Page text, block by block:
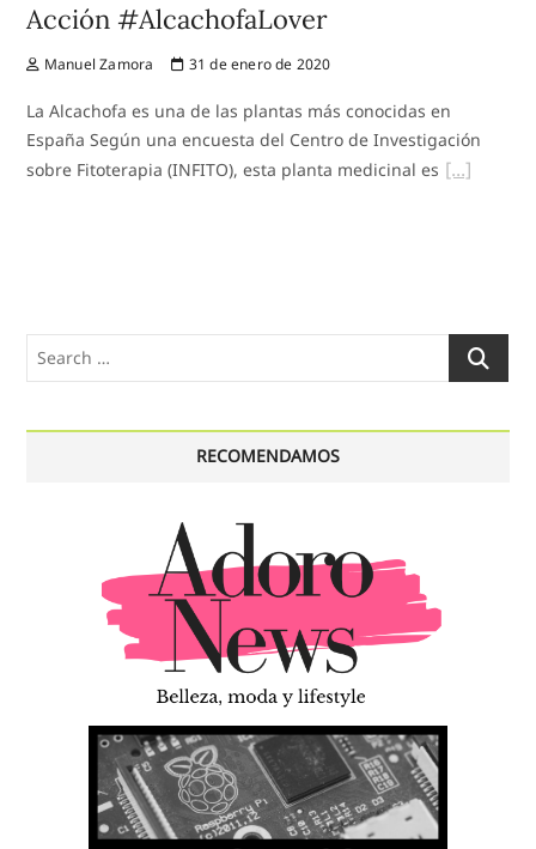
Acción #AlcachofaLover
Manuel Zamora 31 de enero de 2020
La Alcachofa es una de las plantas más conocidas en
España Según una encuesta del Centro de Investigación
sobre Fitoterapia (INFITO), esta planta medicinal es
Search
RECOMENDAMOS